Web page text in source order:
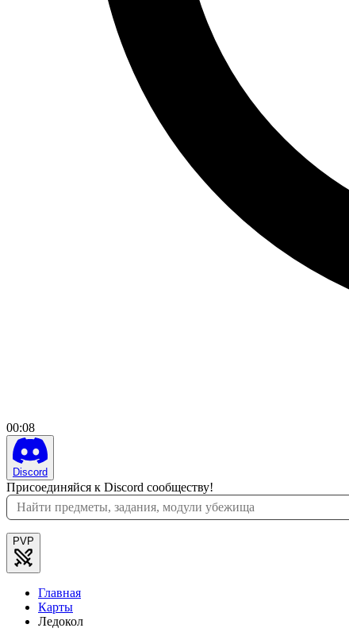
00:08
Discord
Присоединяйся к Discord сообществу!
PVP
Главная
Карты
Ледокол